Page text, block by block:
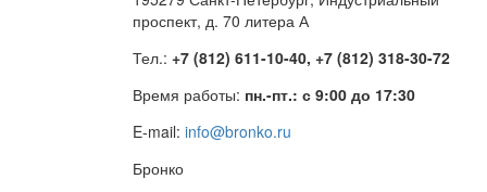
проспект, д. 70 литера А
Тел.: +7 (812) 611-10-40, +7 (812) 318-30-72
Время работы: пн.-пт.: с 9:00 до 17:30
E-mail: info@bronko.ru
Бронко